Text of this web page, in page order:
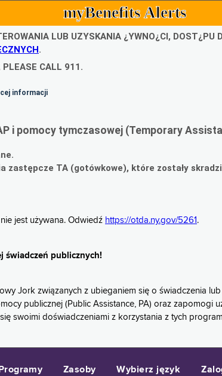
myBenefits Alerts
LUB UZYSKANIA ¿YWNO¿CI, DOST¿PU
.
PLEASE CALL 911.
informacji
i pomocy tymczasowej (Temporary
zastępcze TA (gotówkowe), które zostały
jest używana. Odwiedź https://otda.ny.gov/5261 .
świadczeń publicznych!
Jork związanych z ubieganiem się o świadczenia
publicznej (Public Assistance, PA) oraz zapomogi
swoimi doświadczeniami z korzystania z tych
Programy Zasoby Wybierz język